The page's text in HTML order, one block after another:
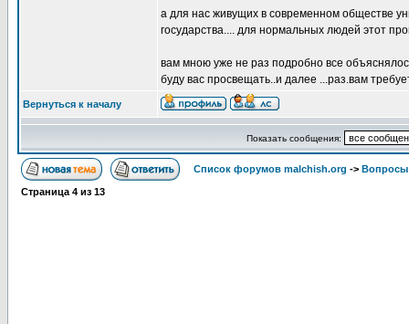
а для нас живущих в современном обществе
государства.... для нормальных людей этот
вам мною уже не раз подробно все
буду вас просвещать..и далее ...раз.вам
Вернуться к началу
Показать сообщения:
Список форумов malchish.org -> Вопросы
Страница 4 из 13